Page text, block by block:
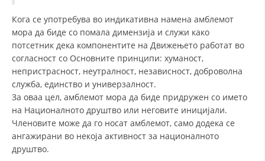
Кога се употребува во индикативна намена амблемот
мора да биде со помала димензија и служи како
потсетник дека компонентите на Движењето работат во
согласност со Основните принципи: хуманост,
непристрасност, неутралност, независност, доброволна
служба, единство и универзалност.
За оваа цел, амблемот мора да биде придружен со името
на Националното друштво или неговите иницијали.
Членовите може да го носат амблемот, само додека се
ангажирани во некоја активност за националното
друштво.